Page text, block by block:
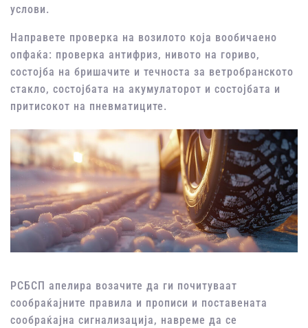
услови.
Направете проверка на возилото која вообичаено
опфаќа: проверка антифриз, нивото на гориво,
состојба на бришачите и течноста за ветробранското
стакло, состојбата на акумулаторот и состојбата и
притисокот на пневматиците.
РСБСП апелира возачите да ги почитуваат
сообраќајните правила и прописи и поставената
сообраќајна сигнализација, навреме да се